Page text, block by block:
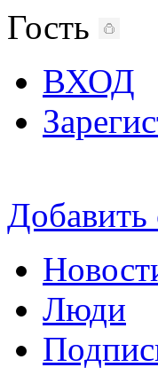
Гость
ВХОД
Добавить
Люди